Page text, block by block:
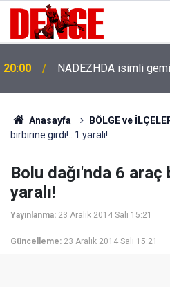
20:00 NADEZHDA isimli
Anasayfa BÖLGE ve
birbirine girdi!.. 1 yaralı!
Bolu dağı'nda 6
yaralı!
Yayınlanma: 23 Aralık 2014 Salı 15:21
Güncelleme: 23 Aralık 2014 Salı 15:21